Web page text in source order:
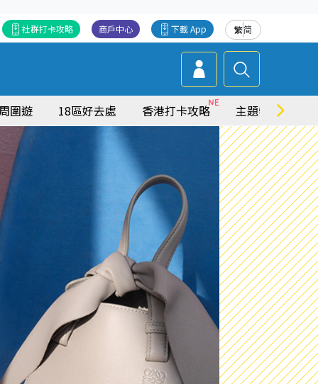
繁简
下載 App
商戶中心
社群打卡攻略
圍遊 18區好去處 香港打卡攻略 主題特集